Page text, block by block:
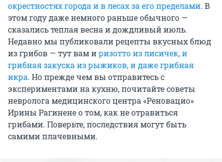
окрестностях города и в лесах за его пределами. В
этом году даже немного раньше обычного —
сказались теплая весна и дождливый июль.
Недавно мы публиковали рецепты вкусных блюд
из грибов — тут вам иризотто из лисичек, и
грибная закуска из рыжиков, и даже грибная
икра. Но прежде чем вы отправитесь с
экспериментами на кухню, почитайте советы
невролога медицинского центра «Реновацио»
Ирины Рагинене о том, как не отравиться
грибами. Поверьте, последствия могут быть
самими плачевными.